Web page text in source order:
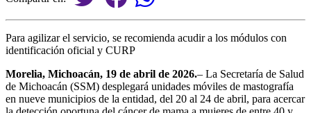
Para agilizar el servicio, se recomienda acudir a los módulos con
identificación oficial y CURP
Morelia, Michoacán, 19 de abril de 2026.– La Secretaría de Salud
de Michoacán (SSM) desplegará unidades móviles de mastografía
en nueve municipios de la entidad, del 20 al 24 de abril, para acercar